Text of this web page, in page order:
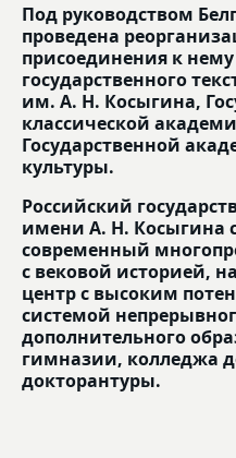
Под руководством
проведена
присоединения к
государственного
им. А. Н. Косыгина,
классической
Государственной
культуры.
Российский
имени А. Н. Косыгина
современный
с вековой историей,
центр с высоким
системой
дополнительного
гимназии, колледжа
докторантуры.